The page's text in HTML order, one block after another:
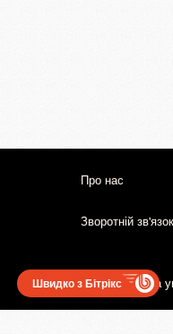
Про нас
Зворотній зв'язок
Користувацька
Швидко з Бітрікс